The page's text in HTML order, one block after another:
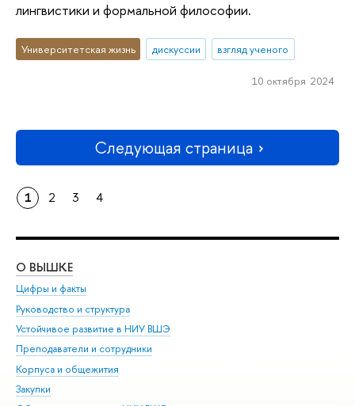
лингвистики и формальной философии.
Университетская жизнь дискуссии взгляд ученого
10 октября 2024
Следующая страница
1 2 3 4
О ВЫШКЕ
Цифры и факты
Руководство и структура
Устойчивое развитие в НИУ ВШЭ
Преподаватели и сотрудники
Корпуса и общежития
Закупки